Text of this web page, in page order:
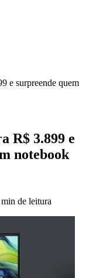
e surpreende quem
R$ 3.899 e
notebook
min de leitura